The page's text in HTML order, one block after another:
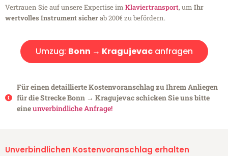
Vertrauen Sie auf unsere Expertise im Klaviertransport, um Ihr
wertvolles Instrument sicherab 200€ zu befördern.
Umzug: Bonn → Kragujevacanfragen
Für einen detaillierte Kostenvoranschlag zu Ihrem Anliegen
für die Strecke Bonn → Kragujevac schicken Sie uns bitte
eineunverbindliche Anfrage!
Unverbindlichen Kostenvoranschlag erhalten